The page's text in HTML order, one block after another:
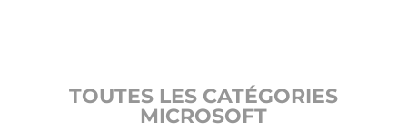
TOUTES LES CATÉGORIES
MICROSOFT